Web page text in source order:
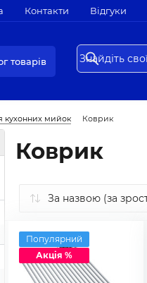
Контакти Відгуки
товарів
кухонних мийок Коврик
Коврик
Популярний
Акція %